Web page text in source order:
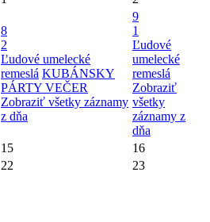
8
2
Ľudové umelecké
remeslá KUBÁNSKY
PÁRTY VEČER
Zobraziť všetky záznamy
z dňa
9
1
Ľudové
umelecké
remeslá
Zobraziť
všetky
záznamy z
dňa
15
16
22 23